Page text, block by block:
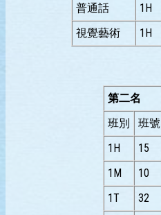
普通話
1H
視覺藝術
1H
第二名
班別
班號
1H
15
1M
10
1T
32